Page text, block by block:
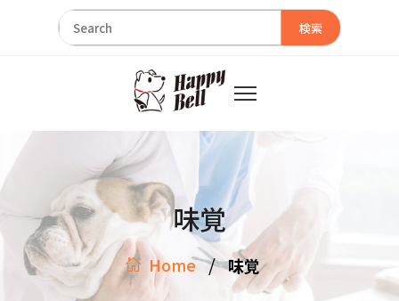
検索
味覚
Home / 味覚